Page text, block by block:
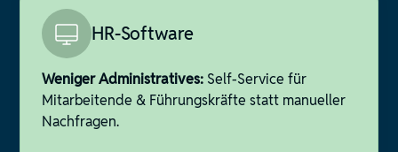
HR-Software
Weniger Administratives: Self-Service für
Mitarbeitende & Führungskräfte statt manueller
Nachfragen.